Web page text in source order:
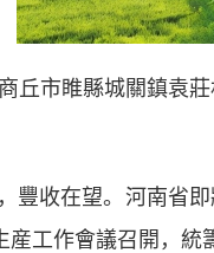
丘市睢縣城關鎮袁
收在望。河南省即
産工作會議召開，統